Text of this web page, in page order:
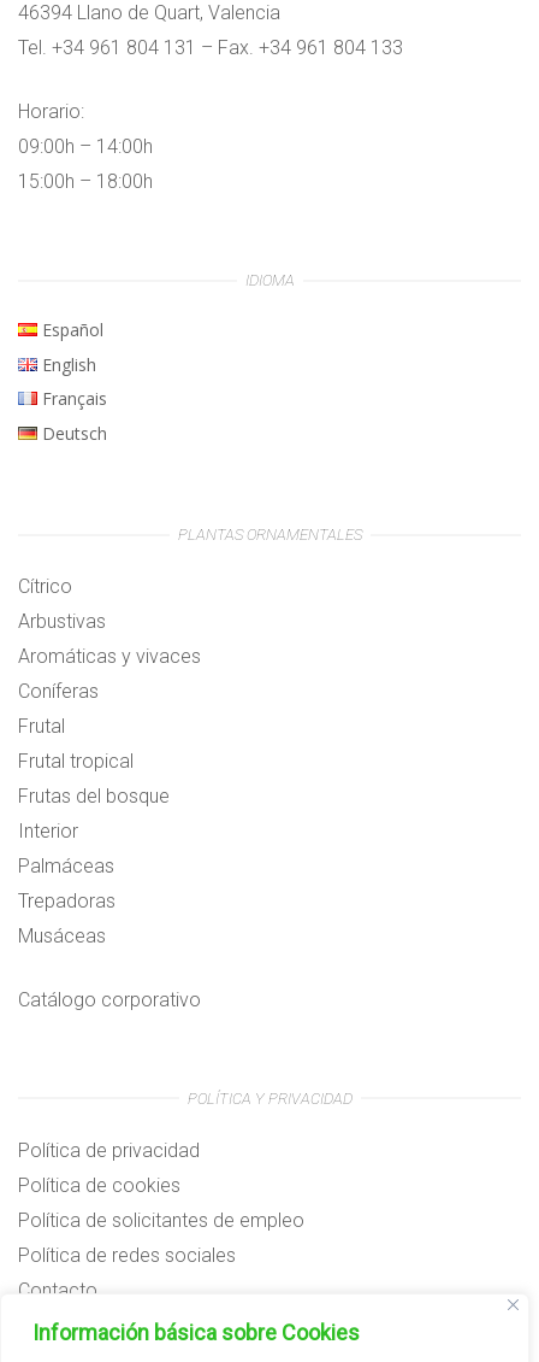
Información básica sobre Cookies
46394 Llano de Quart, Valencia
Tel. +34 961 804 131 – Fax. +34 961 804 133
Horario:
09:00h – 14:00h
15:00h – 18:00h
IDIOMA
Español
English
Français
Deutsch
PLANTAS ORNAMENTALES
Cítrico
Arbustivas
Aromáticas y vivaces
Coníferas
Frutal
Frutal tropical
Frutas del bosque
Interior
Palmáceas
Trepadoras
Musáceas
Catálogo corporativo
POLÍTICA Y PRIVACIDAD
Política de privacidad
Política de cookies
Política de solicitantes de empleo
Política de redes sociales
Contacto
Preguntas frecuentes